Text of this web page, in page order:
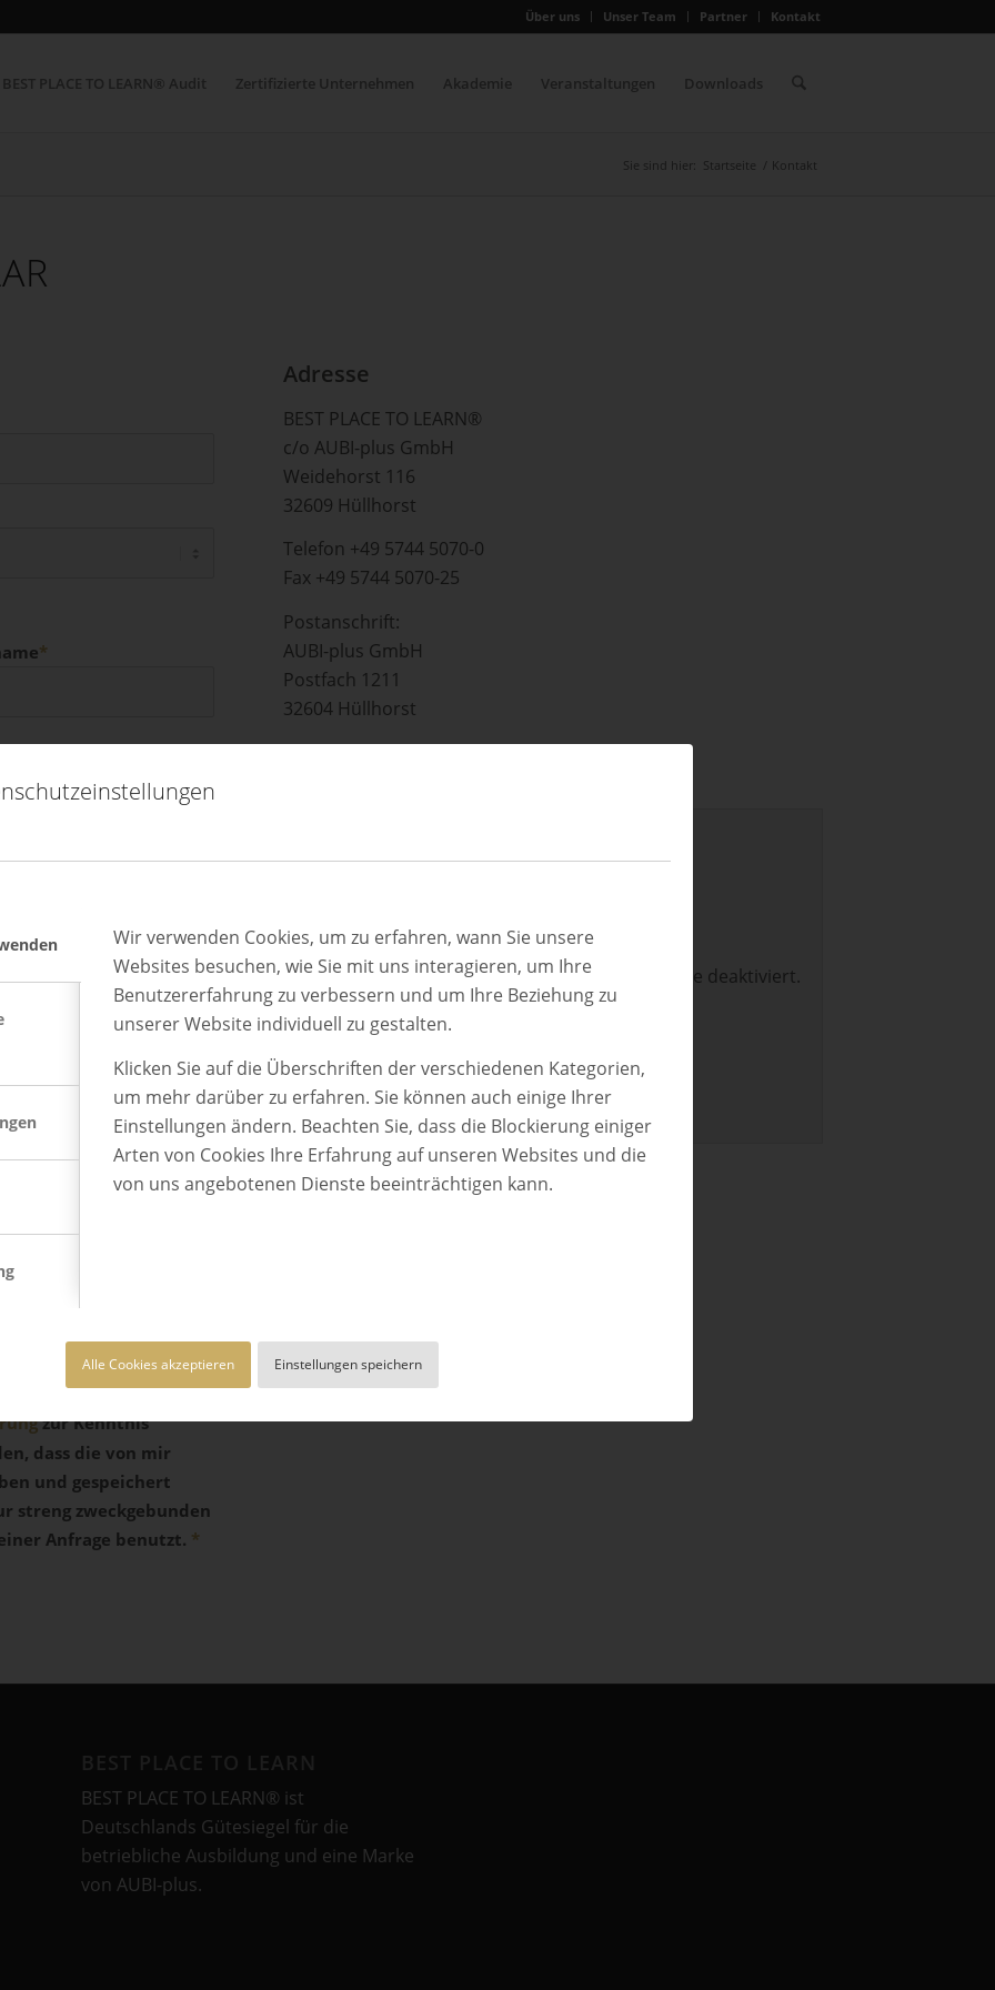
Wir verwenden Cookies, um zu erfahren, wann Sie unsere
Websites besuchen, wie Sie mit uns interagieren, um Ihre
Benutzererfahrung zu verbessern und um Ihre Beziehung zu
unserer Website individuell zu gestalten.
Klicken Sie auf die Überschriften der verschiedenen Kategorien,
um mehr darüber zu erfahren. Sie können auch einige Ihrer
Einstellungen ändern. Beachten Sie, dass die Blockierung einiger
Arten von Cookies Ihre Erfahrung auf unseren Websites und die
von uns angebotenen Dienste beeinträchtigen kann.
Alle Cookies akzeptieren Einstellungen speichern
Über uns Unser Team Partner Kontakt
BEST PLACE TO LEARN® Audit Zertifizierte Unternehmen Akademie Veranstaltungen Downloads
Sie sind hier: Startseite / Kontakt
*
zur Kenntnis
dass die von mir
und gespeichert
streng zweckgebunden
Anfrage benutzt. *
Adresse
BEST PLACE TO LEARN®
c/o AUBI-plus GmbH
Weidehorst 116
32609 Hüllhorst
Telefon +49 5744 5070-0
Fax +49 5744 5070-25
Postanschrift:
AUBI-plus GmbH
Postfach 1211
32604 Hüllhorst
BEST PLACE TO LEARN® ist
Deutschlands Gütesiegel für die
betriebliche Ausbildung und eine Marke
von AUBI-plus.